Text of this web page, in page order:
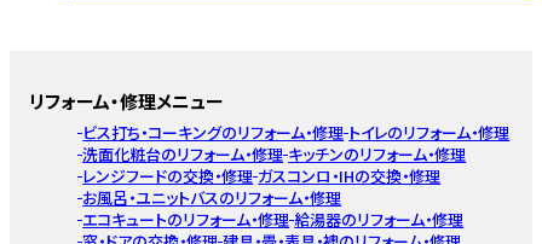
リフォーム・修理メニュー
ビス打ち・コーキングのリフォーム・修理 トイレのリフォーム・修理
洗面化粧台のリフォーム・修理 キッチンのリフォーム・修理
レンジフードの交換・修理 ガスコンロ・IHの交換・修理
お風呂・ユニットバスのリフォーム・修理
エコキュートのリフォーム・修理 給湯器のリフォーム・修理